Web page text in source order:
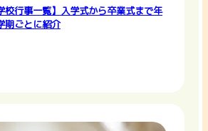
校行事一覧】入学式から卒業式まで年
期ごとに紹介